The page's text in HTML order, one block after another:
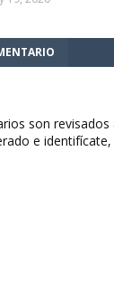
son revisados
e